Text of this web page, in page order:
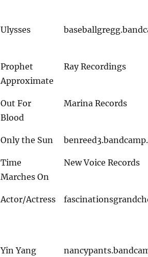
Ulysses
Prophet
Approximate
Ray Recordings
Out For
Blood
Marina Records
Only the Sun
Time
Marches On
New Voice Records
Actor/Actress
Yin Yang